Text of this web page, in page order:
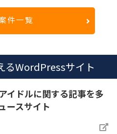
件一覧
るWordPressサイト
イドルに関する記事を多
ースサイト